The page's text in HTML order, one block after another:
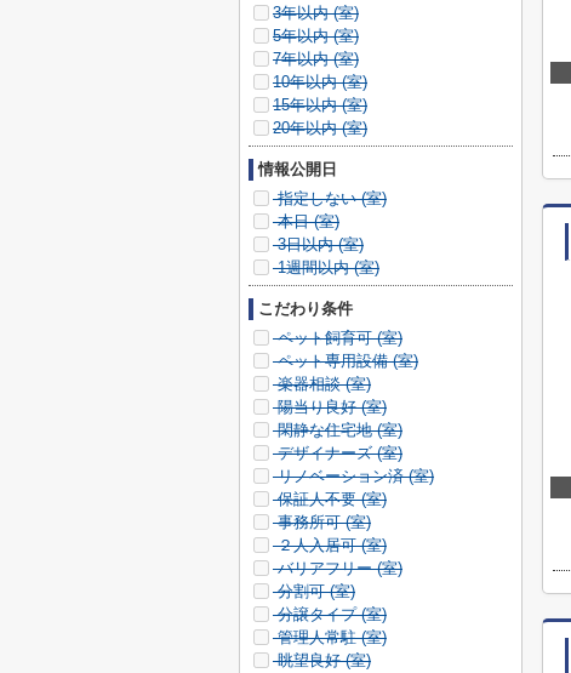
3年以内 (室)
5年以内 (室)
7年以内 (室)
10年以内 (室)
15年以内 (室)
20年以内 (室)
情報公開日
指定しない (室)
本日 (室)
3日以内 (室)
1週間以内 (室)
こだわり条件
ペット飼育可 (室)
ペット専用設備 (室)
楽器相談 (室)
陽当り良好 (室)
閑静な住宅地 (室)
デザイナーズ (室)
リノベーション済 (室)
保証人不要 (室)
事務所可 (室)
２人入居可 (室)
バリアフリー (室)
分割可 (室)
分譲タイプ (室)
管理人常駐 (室)
眺望良好 (室)